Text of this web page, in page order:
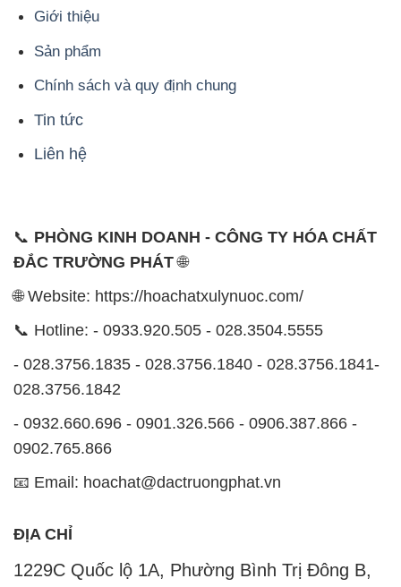
Giới thiệu
Sản phẩm
Chính sách và quy định chung
Tin tức
Liên hệ
📞 PHÒNG KINH DOANH - CÔNG TY HÓA CHẤT
ĐẮC TRƯỜNG PHÁT🌐
🌐 Website: https://hoachatxulynuoc.com/
📞 Hotline: - 0933.920.505 - 028.3504.5555
- 028.3756.1835 - 028.3756.1840 - 028.3756.1841-
028.3756.1842
- 0932.660.696 - 0901.326.566 - 0906.387.866 -
0902.765.866
📧 Email: hoachat@dactruongphat.vn
ĐỊA CHỈ
1229C Quốc lộ 1A, Phường Bình Trị Đông B,